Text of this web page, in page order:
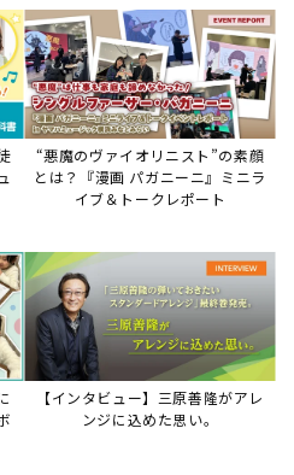
“悪魔のヴァイオリニスト”の素顔
とは？『漫画 パガニーニ』ミニラ
イブ＆トークレポート
【インタビュー】三原善隆がアレ
ンジに込めた思い。